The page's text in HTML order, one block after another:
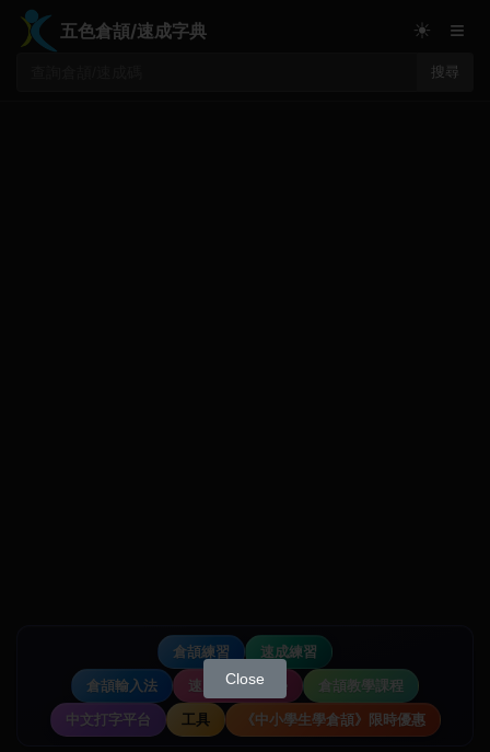
五色倉頡/速成字典
搜尋
☀ ≡
倉頡練習
速成練習
倉頡輸入法
速成輸入法教學
倉頡教學課程
中文打字平台
工具 《中小學生學倉頡》限時優惠
Close